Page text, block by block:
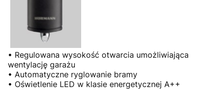
• Regulowana wysokość otwarcia umożliwiająca
wentylację garażu
• Automatyczne ryglowanie bramy
• Oświetlenie LED w klasie energetycznej A++